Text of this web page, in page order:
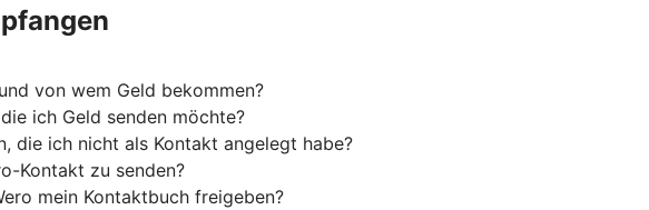
von wem Geld bekommen?
ich Geld senden möchte?
die ich nicht als Kontakt angelegt habe?
Kontakt zu senden?
mein Kontaktbuch freigeben?